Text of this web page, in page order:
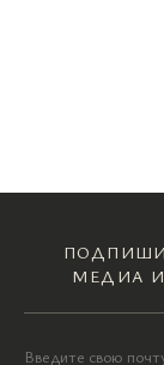
МЕДИА